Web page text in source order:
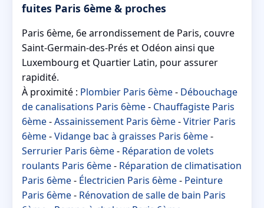
fuites Paris 6ème & proches
Paris 6ème, 6e arrondissement de Paris, couvre
Saint-Germain-des-Prés et Odéon ainsi que
Luxembourg et Quartier Latin, pour assurer
rapidité.
À proximité : Plombier Paris 6ème- Débouchage
de canalisations Paris 6ème- Chauffagiste Paris
6ème-Assainissement Paris 6ème-Vitrier Paris
6ème-Vidange bac à graisses Paris 6ème-
Serrurier Paris 6ème- Réparation de volets
roulants Paris 6ème- Réparation de climatisation
Paris 6ème- Électricien Paris 6ème- Peinture
Paris 6ème- Rénovation de salle de bain Paris